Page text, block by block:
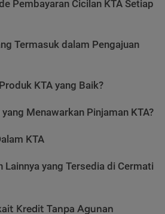
Pembayaran Cicilan KTA Setiap
Termasuk dalam Pengajuan
KTA yang Baik?
Menawarkan Pinjaman KTA?
KTA
Lainnya yang Tersedia di Cermati
Kredit Tanpa Agunan